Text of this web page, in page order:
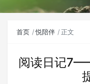
首页 悦陪伴 正文
阅读日记